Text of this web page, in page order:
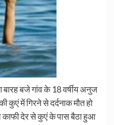
बजे गांव के 18 वर्षीय अनुज
कुएं में गिरने से दर्दनाक मौत हो
देर से कुएं के पास बैठा हुआ